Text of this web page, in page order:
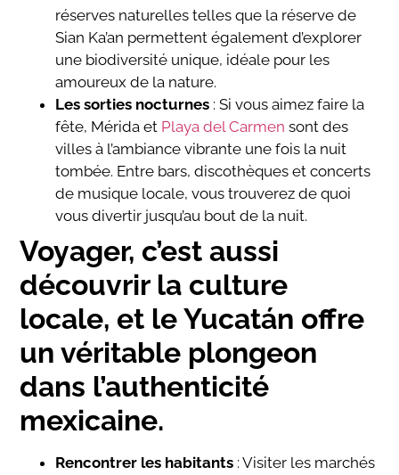
réserves naturelles telles que la réserve de
Sian Ka’an permettent également d’explorer
une biodiversité unique, idéale pour les
amoureux de la nature.
Les sorties nocturnes : Si vous aimez faire la
fête, Mérida et Playa del Carmen sont des
villes à l’ambiance vibrante une fois la nuit
tombée. Entre bars, discothèques et concerts
de musique locale, vous trouverez de quoi
vous divertir jusqu’au bout de la nuit.
Voyager, c’est aussi
découvrir la culture
locale, et le Yucatán offre
un véritable plongeon
dans l’authenticité
mexicaine.
Rencontrer les habitants : Visiter les marchés